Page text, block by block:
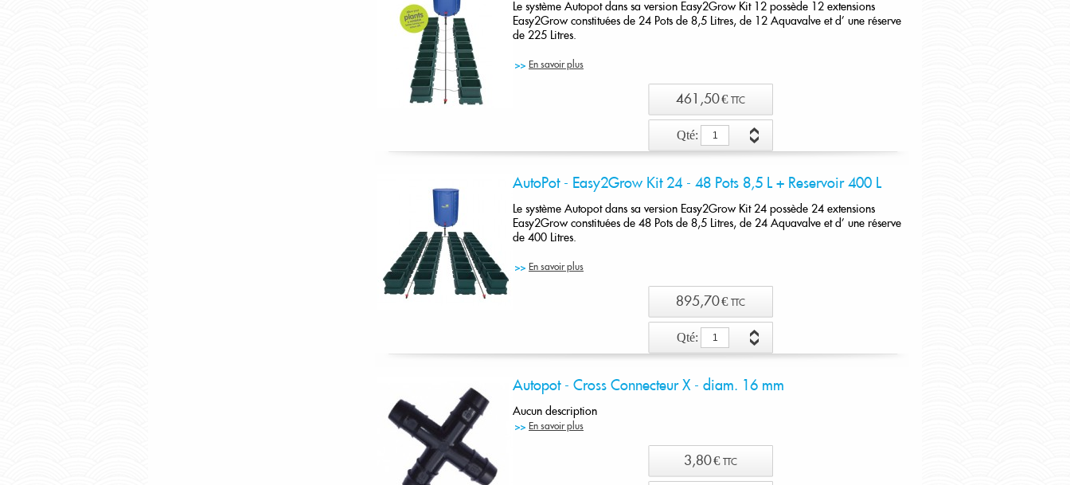
Le système Autopot dans sa version Easy2Grow Kit 12 possède 12 extensions
Easy2Grow constituées de 24 Pots de 8,5 Litres, de 12 Aquavalve et d' une réserve
de 225 Litres.
En savoir plus
461,50 € TTC
Qté:
AutoPot - Easy2Grow Kit 24 - 48 Pots 8,5 L + Reservoir 400 L
Le système Autopot dans sa version Easy2Grow Kit 24 possède 24 extensions
Easy2Grow constituées de 48 Pots de 8,5 Litres, de 24 Aquavalve et d' une réserve
de 400 Litres.
En savoir plus
895,70 € TTC
Qté:
Autopot - Cross Connecteur X - diam. 16 mm
Aucun description
En savoir plus
3,80 € TTC